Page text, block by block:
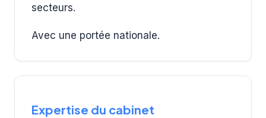
secteurs.
Avec une portée nationale.
Expertise du cabinet